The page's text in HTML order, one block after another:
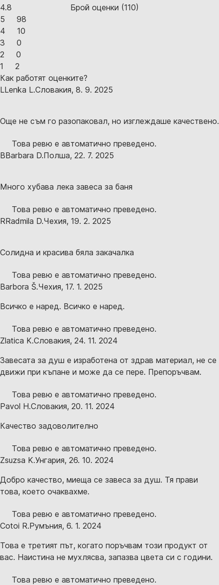
4.8 Брой оценки (110)
5
98
4
10
3
0
2
0
1
2
Как работят оценките?
LLenka L.Словакия, 8. 9. 2025
Още не съм го разопаковал, но изглеждаше качествено.
Това ревю е автоматично преведено.
BBarbara D.Полша, 22. 7. 2025
Много хубава лека завеса за баня
Това ревю е автоматично преведено.
RRadmila D.Чехия, 19. 2. 2025
Солидна и красива бяла закачалка
Това ревю е автоматично преведено.
Barbora Š.Чехия, 17. 1. 2025
Всичко е наред. Всичко е наред.
Това ревю е автоматично преведено.
Zlatica K.Словакия, 24. 11. 2024
Завесата за душ е изработена от здрав материал, не се
движи при къпане и може да се пере. Препоръчвам.
Това ревю е автоматично преведено.
Pavol H.Словакия, 20. 11. 2024
Качество задоволително
Това ревю е автоматично преведено.
Zsuzsa K.Унгария, 26. 10. 2024
Добро качество, миеща се завеса за душ. Тя прави
това, което очаквахме.
Това ревю е автоматично преведено.
Cotoi R.Румъния, 6. 1. 2024
Това е третият път, когато поръчвам този продукт от
вас. Наистина не мухлясва, запазва цвета си с години.
Това ревю е автоматично преведено.